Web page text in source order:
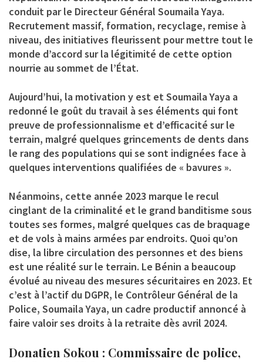
conduit par le Directeur Général Soumaila Yaya.
Recrutement massif, formation, recyclage, remise à
niveau, des initiatives fleurissent pour mettre tout le
monde d’accord sur la légitimité de cette option
nourrie au sommet de l’État.
Aujourd’hui, la motivation y est et Soumaila Yaya a
redonné le goût du travail à ses éléments qui font
preuve de professionnalisme et d’efficacité sur le
terrain, malgré quelques grincements de dents dans
le rang des populations qui se sont indignées face à
quelques interventions qualifiées de « bavures ».
Néanmoins, cette année 2023 marque le recul
cinglant de la criminalité et le grand banditisme sous
toutes ses formes, malgré quelques cas de braquage
et de vols à mains armées par endroits. Quoi qu’on
dise, la libre circulation des personnes et des biens
est une réalité sur le terrain. Le Bénin a beaucoup
évolué au niveau des mesures sécuritaires en 2023. Et
c’est à l’actif du DGPR, le Contrôleur Général de la
Police, Soumaila Yaya, un cadre productif annoncé à
faire valoir ses droits à la retraite dès avril 2024.
Donatien Sokou : Commissaire de police,